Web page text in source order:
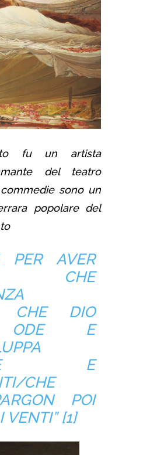
fu un artista
del teatro
sono un
popolare del
PER AVER
CHE
CHE DIO
ODE E
E
CHE
POI
VENTI”[1]